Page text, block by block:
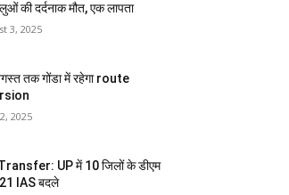
की दर्दनाक मौत, एक लापता
3, 2025
तक गोंडा में रहेगा route
2025
UP में 10 जिलों के डीएम
IAS बदले